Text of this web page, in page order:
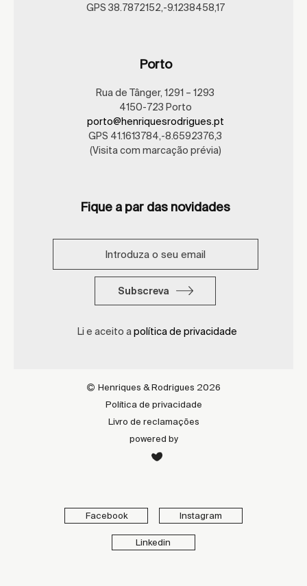
GPS 38.7872152,-9.1238458,17
Porto
Rua de Tânger, 1291 – 1293
4150-723 Porto
porto@henriquesrodrigues.pt
GPS 41.1613784,-8.6592376,3
(Visita com marcação prévia)
Fique a par das novidades
Subscreva
Li e aceito apolítica de privacidade
Henriques & Rodrigues 2026
Política de privacidade
Livro de reclamações
powered by
Facebook Instagram
Linkedin